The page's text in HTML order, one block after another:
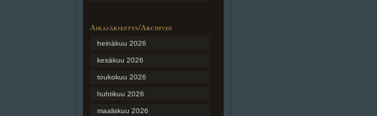
Aikajärjestys/Archives
heinäkuu 2026
kesäkuu 2026
toukokuu 2026
huhtikuu 2026
maaliskuu 2026